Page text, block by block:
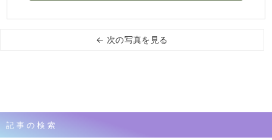
← 次の写真を見る
記事の検索